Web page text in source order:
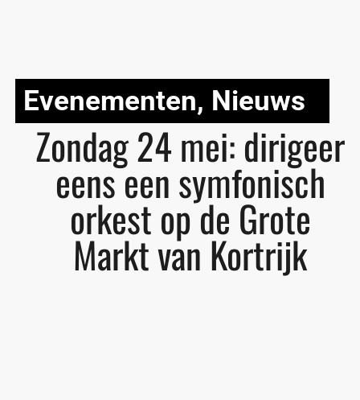
Evenementen, Nieuws
Zondag 24 mei: dirigeer
eens een symfonisch
orkest op de Grote
Markt van Kortrijk